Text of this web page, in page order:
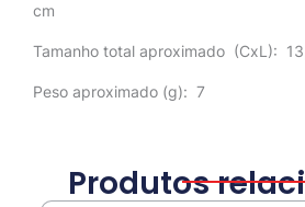
cm
Tamanho total aproximado (CxL):
Peso aproximado (g): 7
Produtos